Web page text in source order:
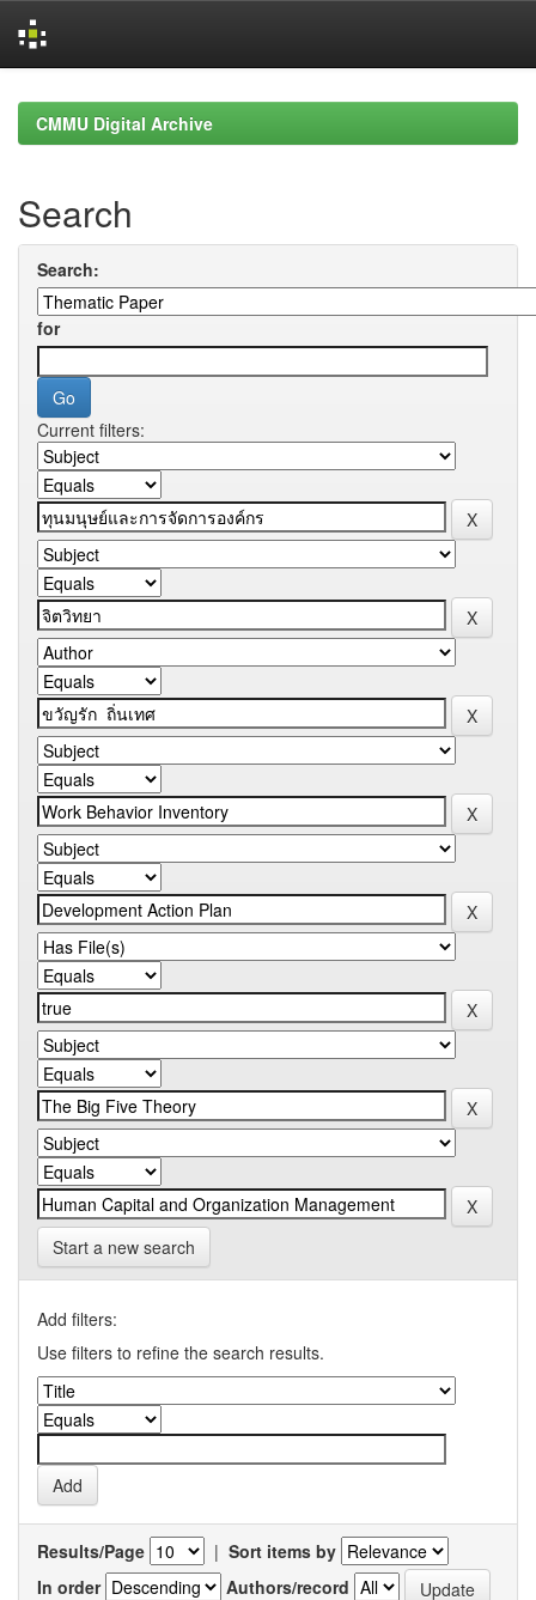
navigationCMMU Digital Archive
Search
Search:
for
Current filters:
Start a new search
Add filters:
Use filters to refine the search results.
Results/Page | Sort items by
In order
Authors/record